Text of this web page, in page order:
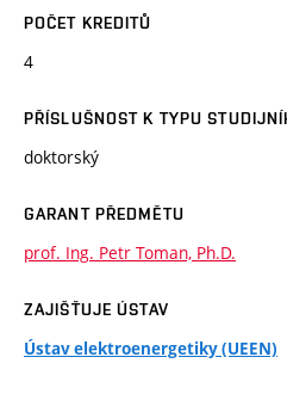
POČET KREDITŮ
4
PŘÍSLUŠNOST K TYPU
doktorský
GARANT PŘEDMĚTU
prof. Ing. Petr Toman, Ph.D.
ZAJIŠŤUJE ÚSTAV
Ústav elektroenergetiky (UEEN)